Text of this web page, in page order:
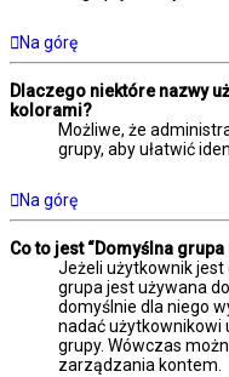
Na górę
Dlaczego niektóre nazwy
kolorami?
Możliwe, że
grupy, aby ułatwić
Na górę
Co to jest “Domyślna grupa
Jeżeli użytkownik jest
grupa jest używana
domyślnie dla niego
nadać użytkownikowi
grupy. Wówczas
zarządzania kontem.